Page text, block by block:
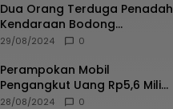
Dua Orang Terduga Penadah
Kendaraan Bodong
Ditangkap Polda Jateng, 19
29/08/2024 0
Perampokan Mobil
Pengangkut Uang Rp5,6 Miliar
di Padang Diungkap, Dua dari
28/08/2024 0